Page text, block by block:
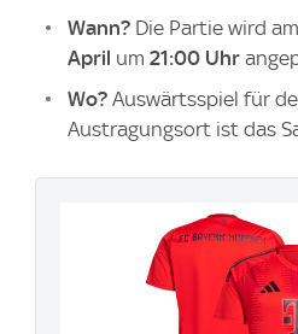
Wann? Die Partie wird am
April um 21:00 Uhr
Wo? Auswärtsspiel für
Austragungsort ist das